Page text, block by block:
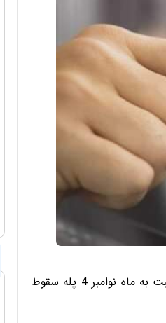
طبق جدیدترین گزارش وب سایت «اسپید تست» سرعت اینترنت موبایل ایران نسبت به ماه نوامبر 4 پله سقوط